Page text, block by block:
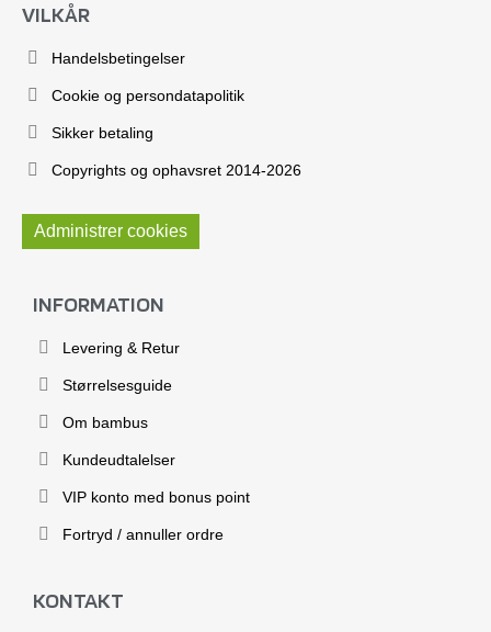
VILKÅR
Handelsbetingelser
Cookie og persondatapolitik
Sikker betaling
Copyrights og ophavsret 2014-2026
Administrer cookies
INFORMATION
Levering & Retur
Størrelsesguide
Om bambus
Kundeudtalelser
VIP konto med bonus point
Fortryd / annuller ordre
KONTAKT